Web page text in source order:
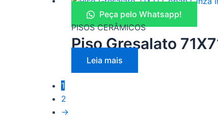
Peça pelo Whatsapp!
PISOS CERÂMICOS
Piso Gresalato
Leia mais
1
2
→